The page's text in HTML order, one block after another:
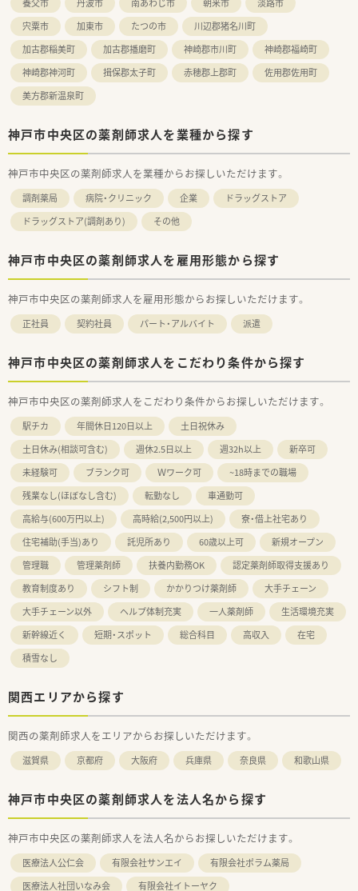
宍粟市
加東市 たつの市
川辺郡猪名川町
加古郡稲美町
加古郡播磨町 神崎郡市川町
神崎郡福崎町
神崎郡神河町
揖保郡太子町 赤穂郡上郡町
佐用郡佐用町
美方郡新温泉町
神戸市中央区の薬剤師求人を業種から探す
神戸市中央区の薬剤師求人を業種からお探しいただけます。
調剤薬局 病院・クリニック 企業
ドラッグストア
ドラッグストア(調剤あり)
その他
神戸市中央区の薬剤師求人を雇用形態から探す
神戸市中央区の薬剤師求人を雇用形態からお探しいただけます。
正社員 契約社員 パート・アルバイト 派遣
神戸市中央区の薬剤師求人をこだわり条件から探す
神戸市中央区の薬剤師求人をこだわり条件からお探しいただけます。
駅チカ 年間休日120日以上
土日祝休み
土日休み(相談可含む)
週休2.5日以上 週32h以上
新卒可
未経験可
ブランク可 Ｗワーク可
~18時までの職場
残業なし(ほぼなし含む)
転勤なし
車通勤可
高給与(600万円以上)
高時給(2,500円以上)
寮・借上社宅あり
住宅補助(手当)あり
託児所あり 60歳以上可
新規オープン
管理職
管理薬剤師 扶養内勤務OK
認定薬剤師取得支援あり
教育制度あり
シフト制 かかりつけ薬剤師
大手チェーン
大手チェーン以外
ヘルプ体制充実 一人薬剤師
生活環境充実
新幹線近く
短期・スポット 総合科目 高収入
在宅
積雪なし
関西エリアから探す
関西の薬剤師求人をエリアからお探しいただけます。
滋賀県 京都府 大阪府 兵庫県 奈良県 和歌山県
神戸市中央区の薬剤師求人を法人名から探す
神戸市中央区の薬剤師求人を法人名からお探しいただけます。
医療法人公仁会 有限会社サンエイ
有限会社ポラム薬局
医療法人社団いなみ会
有限会社イトーヤク